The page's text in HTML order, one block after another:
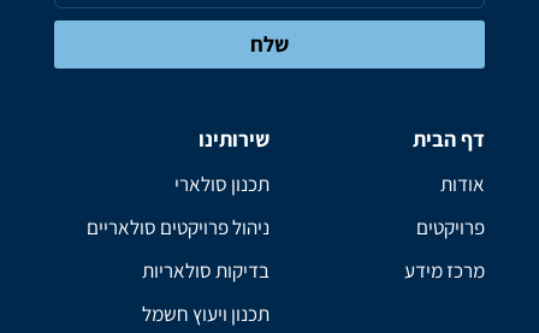
שלח
דף הבית
אודות
פרויקטים
מרכז מידע
שירותינו
תכנון סולארי
ניהול פרויקטים סולאריים
בדיקות סולאריות
תכנון ויעוץ חשמל